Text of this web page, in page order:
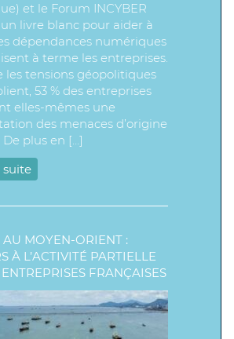
et le Forum INCYBER
livre blanc pour aider à
dépendances numériques
à terme les entreprises.
les tensions géopolitiques
53 % des entreprises
elles-mêmes une
des menaces d’origine
plus en […]
suite
AU MOYEN-ORIENT :
À L’ACTIVITÉ PARTIELLE
FRANÇAISES